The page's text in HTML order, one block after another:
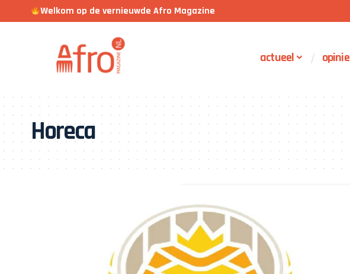
Welkom op de vernieuwde Afro Magazine
actueel opinie
Horeca